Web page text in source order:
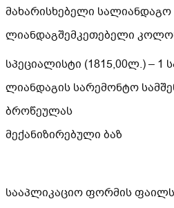
მახარისხებელი სალიანდაგო
ლიანდაგშემკეთებელი
სპეციალისტი (1815,00ლ.) – 1
ლიანდაგის სარემონტო
ბროწეულას
მექანიზირებული ბაზ
სააპლიკაციო ფორმის